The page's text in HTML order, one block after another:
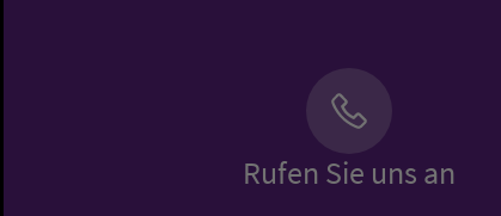
Rufen Sie uns an